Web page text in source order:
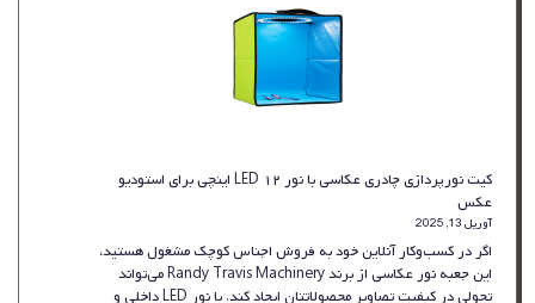
منزل
کیت نورپردازی چادری عکاسی با نور LED ۱۲ اینچی برای استودیو
عکس
آوریل 13, 2025
اگر در کسب‌وکار آنلاین خود به فروش اجناس کوچک مشغول هستید،
این جعبه نور عکاسی از برند Randy Travis Machinery می‌تواند
تحولی در کیفیت تصاویر محصولاتتان ایجاد کند. با نور LED داخلی و